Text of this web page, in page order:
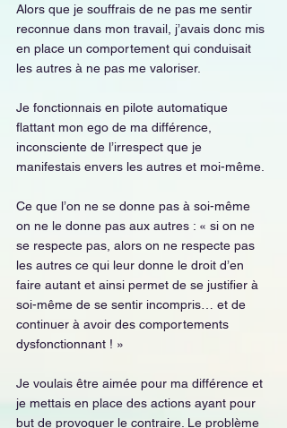
Alors que je souffrais de ne pas me sentir
reconnue dans mon travail, j’avais donc mis
en place un comportement qui conduisait
les autres à ne pas me valoriser.
Je fonctionnais en pilote automatique
flattant mon ego de ma différence,
inconsciente de l’irrespect que je
manifestais envers les autres et moi-même.
Ce que l’on ne se donne pas à soi-même
on ne le donne pas aux autres : « si on ne
se respecte pas, alors on ne respecte pas
les autres ce qui leur donne le droit d’en
faire autant et ainsi permet de se justifier à
soi-même de se sentir incompris… et de
continuer à avoir des comportements
dysfonctionnant ! »
Je voulais être aimée pour ma différence et
je mettais en place des actions ayant pour
but de provoquer le contraire. Le problème